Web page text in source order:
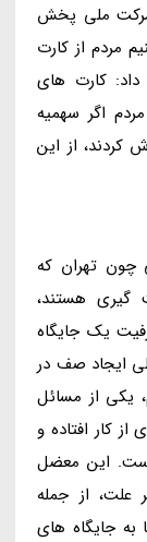
شرکت ملی پخش
مردم از کارت
داد: کارت های
اگر سهمیه
کردند، از این
چون تهران که
گیری هستند،
یک جایگاه
ایجاد صف در
یکی از مسائل
کار افتاده و
این معضل
علت، از جمله
به جایگاه های